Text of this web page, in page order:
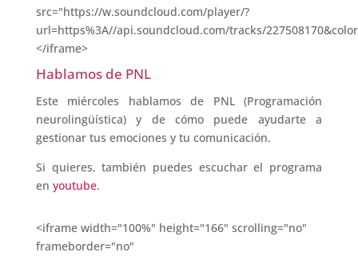
src="https://w.soundcloud.com/player/?
url=https%3A//api.soundcloud.com/tracks/
</iframe>
Hablamos de PNL
Este miércoles hablamos de PNL (Programación
neurolingüística) y de cómo puede ayudarte a
gestionar tus emociones y tu comunicación.
Si quieres, también puedes escuchar el programa
en youtube.
<iframe width="100%" height="166" scrolling="no"
frameborder="no"